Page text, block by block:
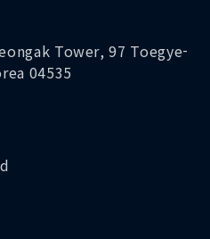
Tower, 97 Toegye-
04535